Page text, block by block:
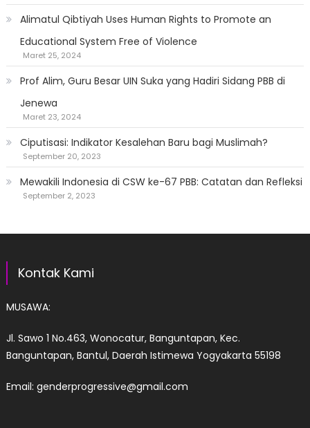
Alimatul Qibtiyah Uses Human Rights to Promote an
Educational System Free of Violence
Maret 25, 2024
Prof Alim, Guru Besar UIN Suka yang Hadiri Sidang PBB di
Jenewa
Maret 23, 2024
Ciputisasi: Indikator Kesalehan Baru bagi Muslimah?
September 20, 2023
Mewakili Indonesia di CSW ke-67 PBB: Catatan dan Refleksi
September 2, 2023
Kontak Kami
MUSAWA:
Jl. Sawo 1 No.463, Wonocatur, Banguntapan, Kec.
Banguntapan, Bantul, Daerah Istimewa Yogyakarta 55198
Email: genderprogressive@gmail.com